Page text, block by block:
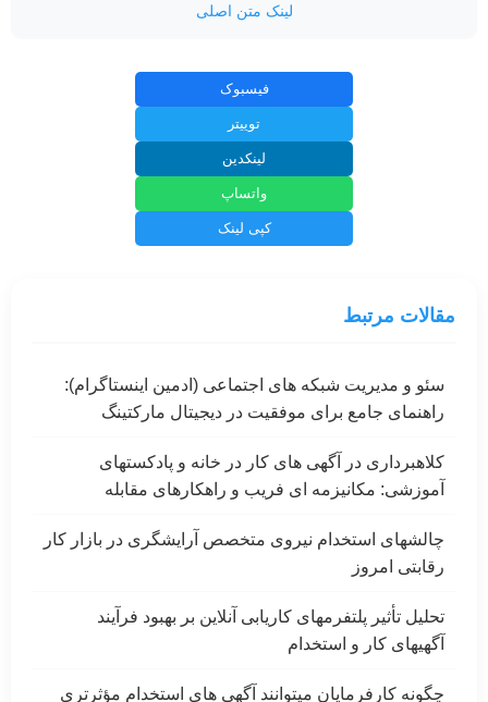
لینک متن اصلی
فیسبوک
توییتر
لینکدین
واتساپ
کپی لینک
مقالات مرتبط
سئو و مدیریت شبکه های اجتماعی (ادمین اینستاگرام):
راهنمای جامع برای موفقیت در دیجیتال مارکتینگ
کلاهبرداری در آگهی های کار در خانه و پادکستهای
آموزشی: مکانیزمه ای فریب و راهکارهای مقابله
چالشهای استخدام نیروی متخصص آرایشگری در بازار کار
رقابتی امروز
تحلیل تأثیر پلتفرمهای کاریابی آنلاین بر بهبود فرآیند
آگهیهای کار و استخدام
چگونه کارفرمایان میتوانند آگهی های استخدام مؤثرتری